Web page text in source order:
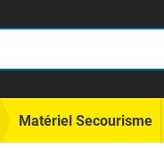
Matériel Secourisme